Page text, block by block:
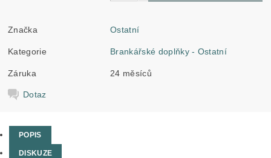
Značka Ostatní
Kategorie Brankářské doplňky - Ostatní
Záruka 24 měsíců
Dotaz
POPIS
DISKUZE